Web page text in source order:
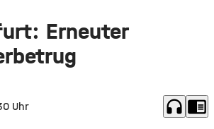
Erneuter
Uhr headphones chrome_reader_mode